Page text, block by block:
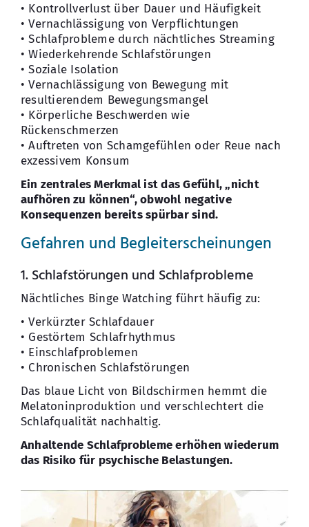
• Kontrollverlust über Dauer und Häufigkeit
• Vernachlässigung von Verpflichtungen
• Schlafprobleme durch nächtliches Streaming
• Wiederkehrende Schlafstörungen
• Soziale Isolation
• Vernachlässigung von Bewegung mit
resultierendem Bewegungsmangel
• Körperliche Beschwerden wie
Rückenschmerzen
• Auftreten von Schamgefühlen oder Reue nach
exzessivem Konsum
Ein zentrales Merkmal ist das Gefühl, „nicht
aufhören zu können“, obwohl negative
Konsequenzen bereits spürbar sind.
Gefahren und Begleiterscheinungen
1. Schlafstörungen und Schlafprobleme
Nächtliches Binge Watching führt häufig zu:
• Verkürzter Schlafdauer
• Gestörtem Schlafrhythmus
• Einschlafproblemen
• Chronischen Schlafstörungen
Das blaue Licht von Bildschirmen hemmt die
Melatoninproduktion und verschlechtert die
Schlafqualität nachhaltig.
Anhaltende Schlafprobleme erhöhen wiederum
das Risiko für psychische Belastungen.